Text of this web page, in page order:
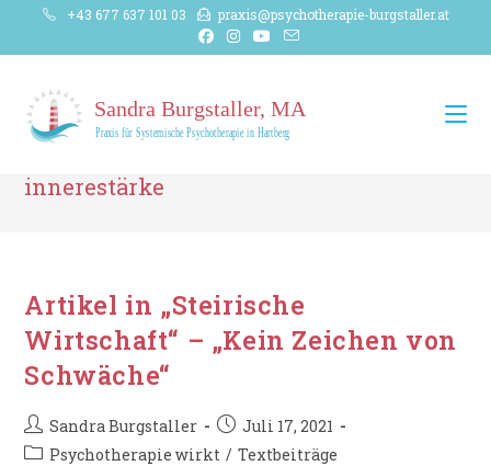
+43 677 637 101 03 praxis@psychotherapie-burgstaller.at
innerestärke
Artikel in „Steirische
Wirtschaft“ – „Kein Zeichen von
Schwäche“
Beitrags-
Autor:
Sandra Burgstaller
Beitrag
veröffentlicht:
Juli 17, 2021
Beitrags-
Psychotherapie wirkt / Textbeiträge